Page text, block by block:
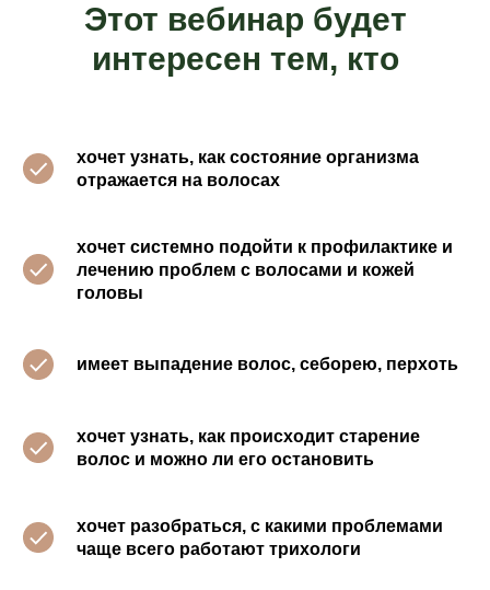
Этот вебинар будет
интересен тем, кто
хочет узнать, как состояние организма
отражается на волосах
хочет системно подойти к профилактике и
лечению проблем с волосами и кожей
головы
имеет выпадение волос, себорею, перхоть
хочет узнать, как происходит старение
волос и можно ли его остановить
хочет разобраться, с какими проблемами
чаще всего работают трихологи